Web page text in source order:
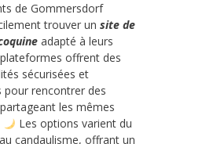
de Gommersdorf
trouver un site de
adapté à leurs
offrent des
sécurisées et
pour rencontrer des
les mêmes
Les options varient du
candaulisme, offrant un